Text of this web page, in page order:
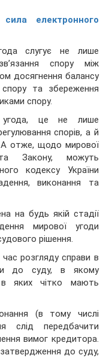
електронного
слугує не лише
спору між
досягнення балансу
спору та збереження
спору.
угода, це не лише
спорів, а й
А отже, щодо мирової
Закону, можуть
кодексу України
виконання та
на будь якій стадії
мирової угоди
рішення.
розгляду справи в
до суду, в якому
в яких чітко мають
(в тому числі
слід передбачити
вимог кредитора.
до суду,